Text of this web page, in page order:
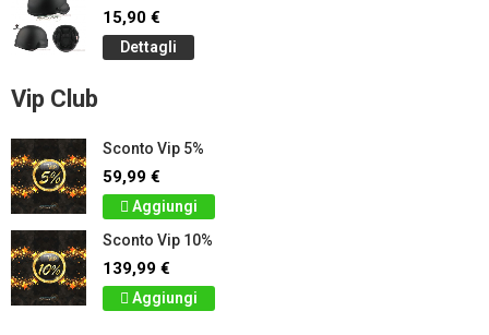
15,90 €
Dettagli
Vip Club
Sconto Vip 5%
59,99 €
Aggiungi
Sconto Vip 10%
139,99 €
Aggiungi